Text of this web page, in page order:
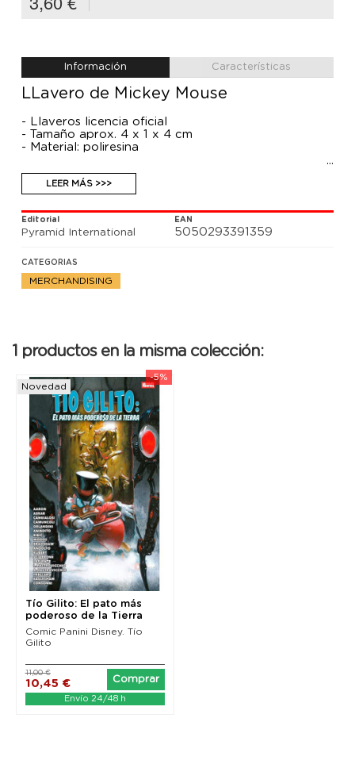
Información Características
LLavero de Mickey Mouse
- Llaveros licencia oficial
- Tamaño aprox. 4 x 1 x 4 cm
- Material: poliresina
LEER MÁS >>>
Editorial
Pyramid International
EAN
5050293391359
CATEGORIAS
MERCHANDISING
1 productos en la misma colección:
-5%
Novedad
Tío Gilito: El pato más
poderoso de la Tierra
Comic Panini Disney. Tío
Gilito
10,45 €
11,00 €
Comprar
Envío 24/48 h